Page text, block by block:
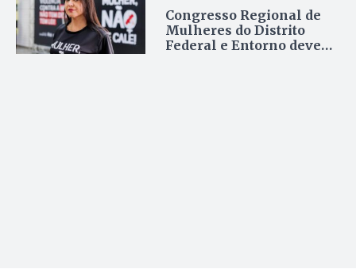
Congresso Regional de
Mulheres do Distrito
Federal e Entorno deve